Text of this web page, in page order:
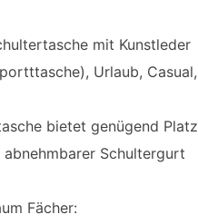
mit Kunstleder
Urlaub, Casual,
bietet genügend Platz
Schultergurt
Fächer: